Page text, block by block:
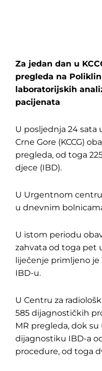
Za jedan dan u
pregleda na
laboratorijskih
pacijenata
U posljednja 24 sata
Crne Gore (KCCG)
pregleda, od toga
djece (IBD).
U Urgentnom centru
u dnevnim
U istom periodu
zahvata od toga pet
liječenje primljeno je
IBD-u.
U Centru za
585 dijagnostičkih
MR pregleda, dok
dijagnostiku IBD-a
procedure, od toga